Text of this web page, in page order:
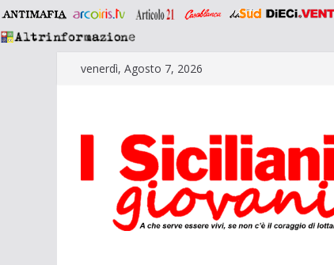
Saltavenerdì, Agosto 7, 2026